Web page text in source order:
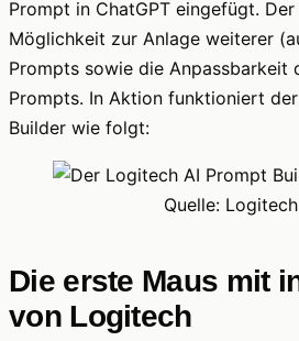
Prompt in ChatGPT eingefügt.
Möglichkeit zur Anlage weiterer
Prompts sowie die Anpassbarkeit
Prompts. In Aktion funktioniert
Builder wie folgt:
Quelle: Logitech
Die erste Maus mit
von Logitech